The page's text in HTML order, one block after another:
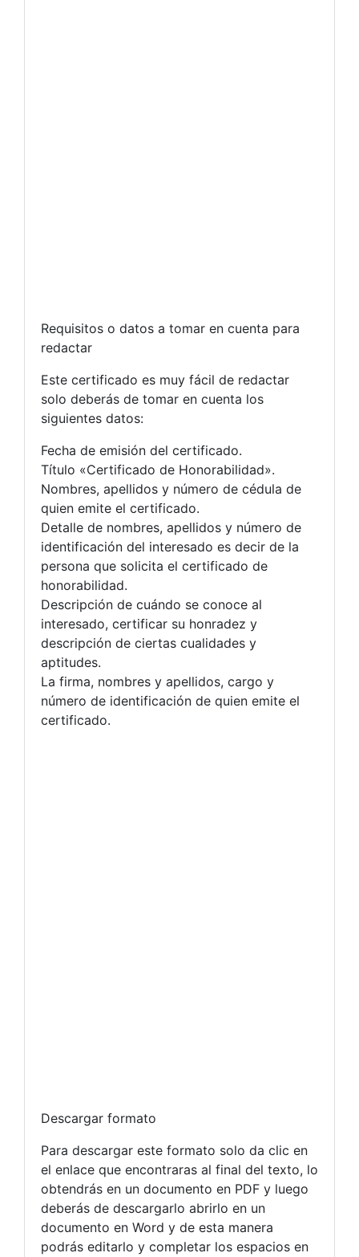
Requisitos o datos a tomar en cuenta para
redactar
Este certificado es muy fácil de redactar
solo deberás de tomar en cuenta los
siguientes datos:
Fecha de emisión del certificado.
Título «Certificado de Honorabilidad».
Nombres, apellidos y número de cédula de
quien emite el certificado.
Detalle de nombres, apellidos y número de
identificación del interesado es decir de la
persona que solicita el certificado de
honorabilidad.
Descripción de cuándo se conoce al
interesado, certificar su honradez y
descripción de ciertas cualidades y
aptitudes.
La firma, nombres y apellidos, cargo y
número de identificación de quien emite el
certificado.
Descargar formato
Para descargar este formato solo da clic en
el enlace que encontraras al final del texto, lo
obtendrás en un documento en PDF y luego
deberás de descargarlo abrirlo en un
documento en Word y de esta manera
podrás editarlo y completar los espacios en